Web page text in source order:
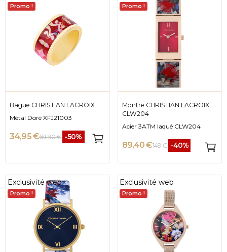
Promo !
Bague CHRISTIAN LACROIX
Métal Doré XFJ21003
34,95 €69,90 € -50%
Promo !
Montre CHRISTIAN LACROIX
CLW204
Acier 3ATM laqué CLW204
89,40 €149 € -40%
Exclusivité web
Promo !
Exclusivité web
Promo !